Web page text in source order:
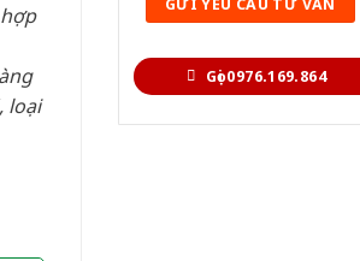
Gọi 0976.169.864
loại